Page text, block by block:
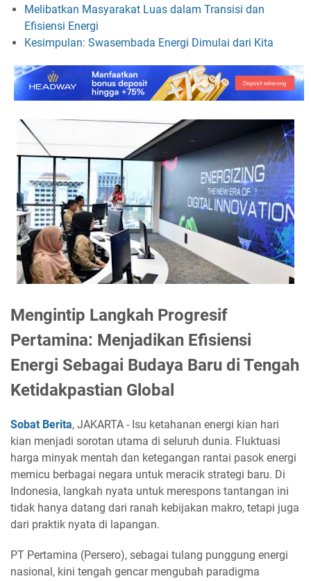
Melibatkan Masyarakat Luas dalam Transisi dan
Efisiensi Energi
Kesimpulan: Swasembada Energi Dimulai dari Kita
Mengintip Langkah Progresif
Pertamina: Menjadikan Efisiensi
Energi Sebagai Budaya Baru di Tengah
Ketidakpastian Global
Sobat Berita, JAKARTA - Isu ketahanan energi kian hari
kian menjadi sorotan utama di seluruh dunia. Fluktuasi
harga minyak mentah dan ketegangan rantai pasok energi
memicu berbagai negara untuk meracik strategi baru. Di
Indonesia, langkah nyata untuk merespons tantangan ini
tidak hanya datang dari ranah kebijakan makro, tetapi juga
dari praktik nyata di lapangan.
PT Pertamina (Persero), sebagai tulang punggung energi
nasional, kini tengah gencar mengubah paradigma